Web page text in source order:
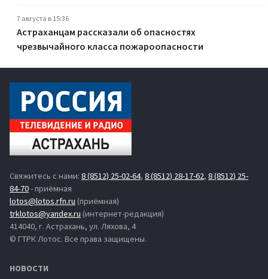
7 августа в 15:36
Астраханцам рассказали об опасностях
чрезвычайного класса пожароопасности
Свяжитесь с нами: 8 (8512) 25-02-64, 8 (8512) 28-17-62, 8 (8512) 25-
84-70- приёмная
lotos@lotos.rfn.ru (приёмная)
trklotos@yandex.ru (интернет-редакция)
414040, г. Астрахань, ул. Ляхова, 4
© ГТРК Лотос. Все права защищены.
НОВОСТИ